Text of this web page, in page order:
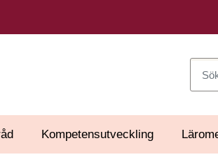
Kompetensutveckling